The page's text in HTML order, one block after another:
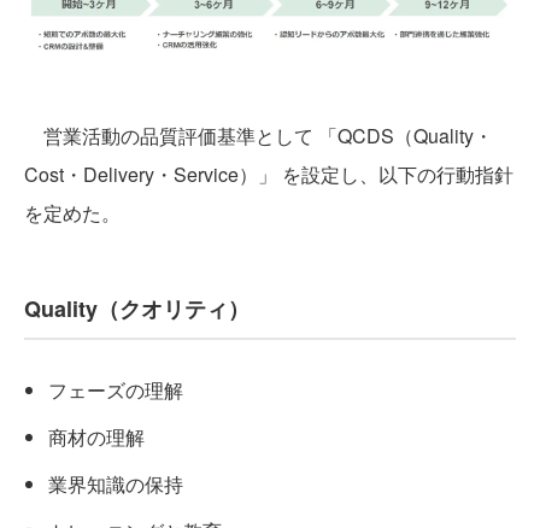
営業活動の品質評価基準として 「QCDS（Quality・
Cost・Delivery・Service）」 を設定し、以下の行動指針
を定めた。
Quality（クオリティ）
フェーズの理解
商材の理解
業界知識の保持